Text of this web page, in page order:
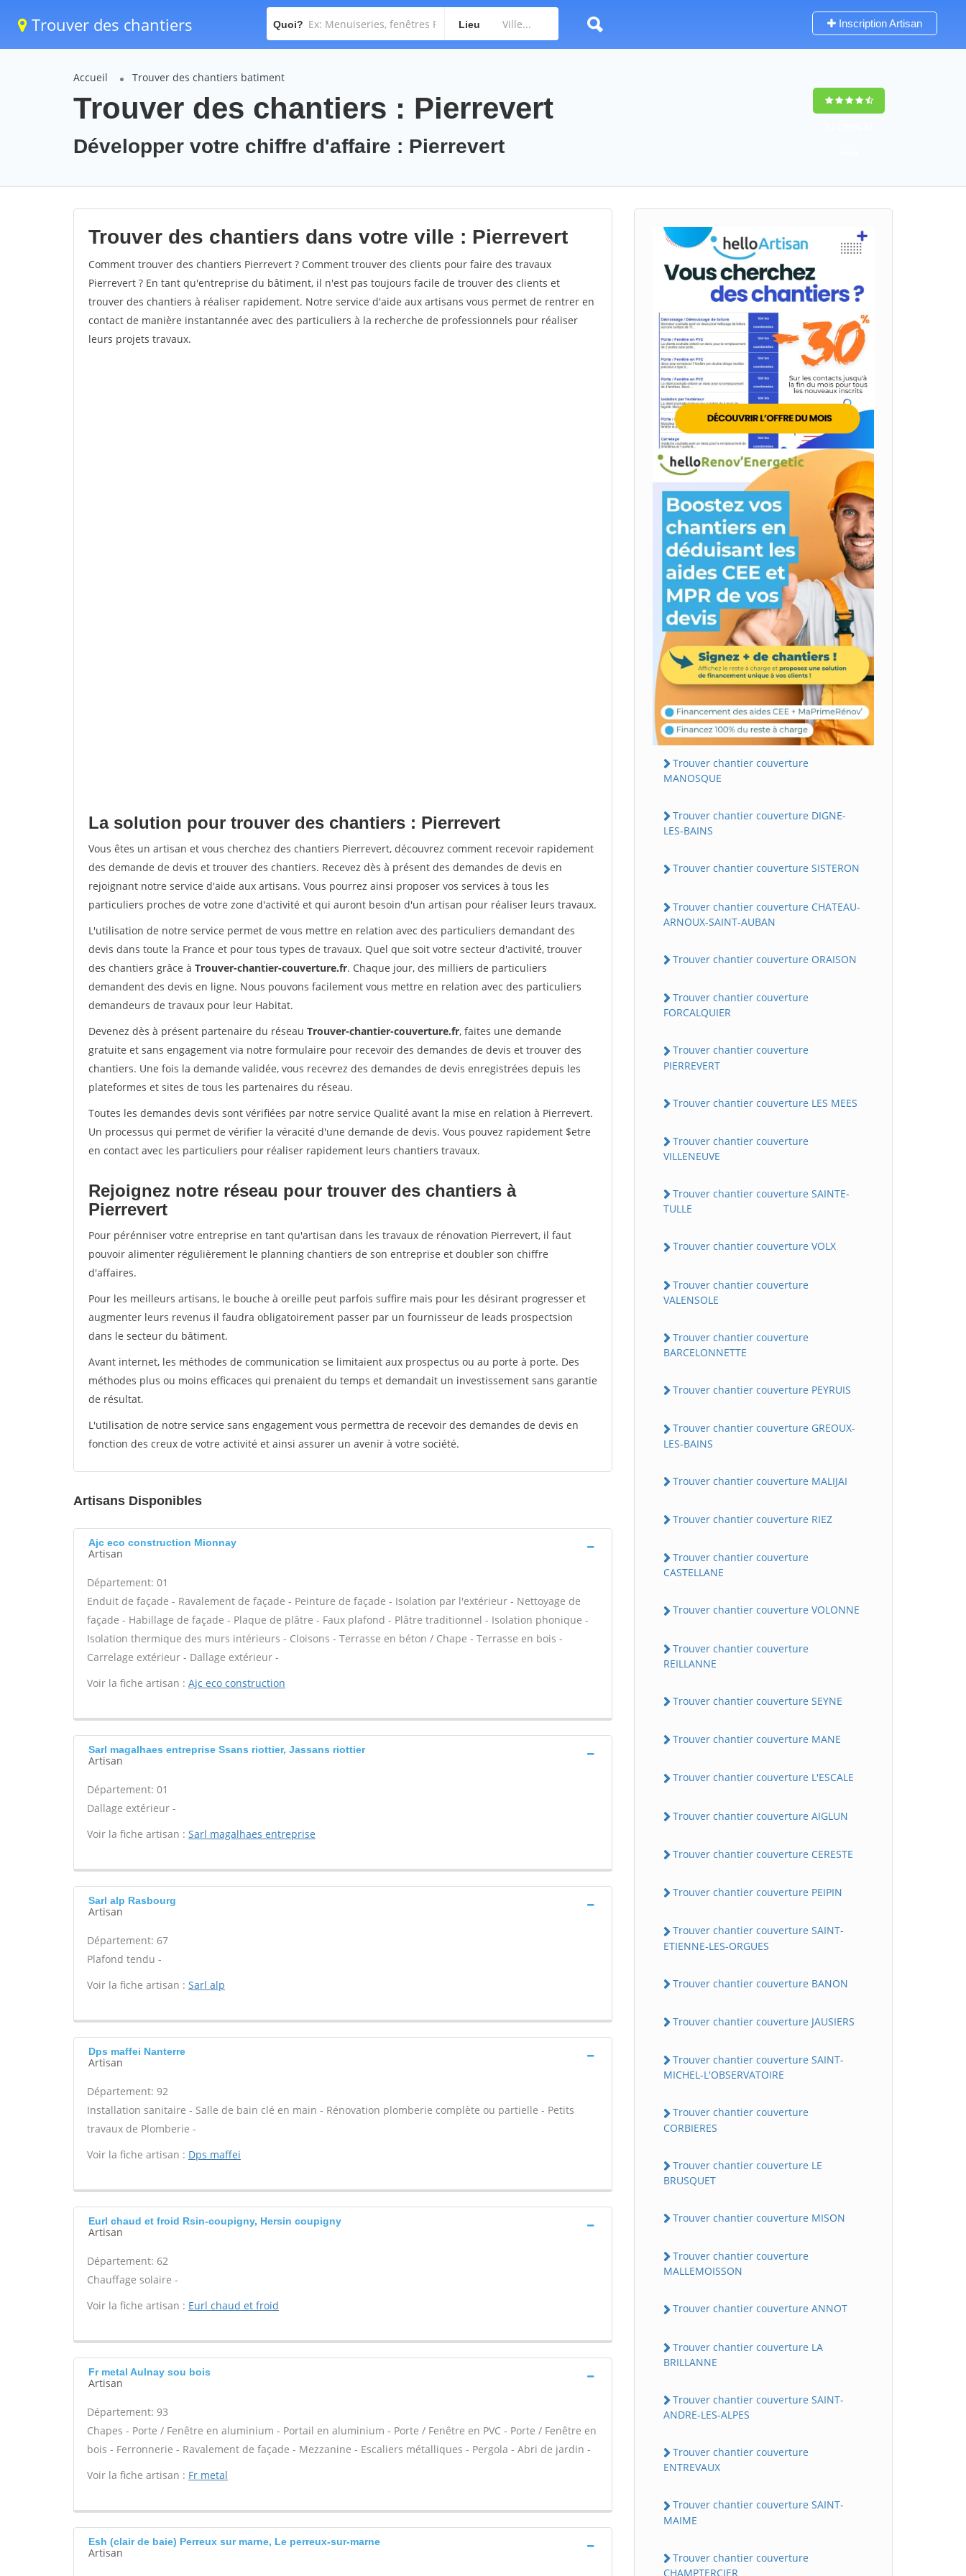
Trouver des chantiers Quoi? Lieu Inscription Artisan
Accueil Trouver des chantiers batiment
Trouver des chantiers : Pierrevert
Développer votre chiffre d'affaire : Pierrevert
Trouver des chantiers dans votre ville : Pierrevert
Comment trouver des chantiers Pierrevert ? Comment trouver des clients pour faire des travaux
Pierrevert ? En tant qu'entreprise du bâtiment, il n'est pas toujours facile de trouver des clients et
trouver des chantiers à réaliser rapidement. Notre service d'aide aux artisans vous permet de rentrer en
contact de manière instantannée avec des particuliers à la recherche de professionnels pour réaliser
leurs projets travaux.
La solution pour trouver des chantiers : Pierrevert
Vous êtes un artisan et vous cherchez des chantiers Pierrevert, découvrez comment recevoir rapidement
des demande de devis et trouver des chantiers. Recevez dès à présent des demandes de devis en
rejoignant notre service d'aide aux artisans. Vous pourrez ainsi proposer vos services à tous les
particuliers proches de votre zone d'activité et qui auront besoin d'un artisan pour réaliser leurs travaux.
L'utilisation de notre service permet de vous mettre en relation avec des particuliers demandant des
devis dans toute la France et pour tous types de travaux. Quel que soit votre secteur d'activité, trouver
des chantiers grâce à Trouver-chantier-couverture.fr. Chaque jour, des milliers de particuliers
demandent des devis en ligne. Nous pouvons facilement vous mettre en relation avec des particuliers
demandeurs de travaux pour leur Habitat.
Devenez dès à présent partenaire du réseau Trouver-chantier-couverture.fr, faites une demande
gratuite et sans engagement via notre formulaire pour recevoir des demandes de devis et trouver des
chantiers. Une fois la demande validée, vous recevrez des demandes de devis enregistrées depuis les
plateformes et sites de tous les partenaires du réseau.
Toutes les demandes devis sont vérifiées par notre service Qualité avant la mise en relation à Pierrevert.
Un processus qui permet de vérifier la véracité d'une demande de devis. Vous pouvez rapidement $etre
en contact avec les particuliers pour réaliser rapidement leurs chantiers travaux.
Rejoignez notre réseau pour trouver des chantiers à
Pierrevert
Pour pérénniser votre entreprise en tant qu'artisan dans les travaux de rénovation Pierrevert, il faut
pouvoir alimenter régulièrement le planning chantiers de son entreprise et doubler son chiffre
d'affaires.
Pour les meilleurs artisans, le bouche à oreille peut parfois suffire mais pour les désirant progresser et
augmenter leurs revenus il faudra obligatoirement passer par un fournisseur de leads prospectsion
dans le secteur du bâtiment.
Avant internet, les méthodes de communication se limitaient aux prospectus ou au porte à porte. Des
méthodes plus ou moins efficaces qui prenaient du temps et demandait un investissement sans garantie
de résultat.
L'utilisation de notre service sans engagement vous permettra de recevoir des demandes de devis en
fonction des creux de votre activité et ainsi assurer un avenir à votre société.
Artisans Disponibles
Ajc eco construction Mionnay
Artisan
Département: 01
Enduit de façade - Ravalement de façade - Peinture de façade - Isolation par l'extérieur - Nettoyage de
façade - Habillage de façade - Plaque de plâtre - Faux plafond - Plâtre traditionnel - Isolation phonique -
Isolation thermique des murs intérieurs - Cloisons - Terrasse en béton / Chape - Terrasse en bois -
Carrelage extérieur - Dallage extérieur -
Voir la fiche artisan : Ajc eco construction
Sarl magalhaes entreprise Ssans riottier, Jassans riottier
Artisan
Département: 01
Dallage extérieur -
Voir la fiche artisan : Sarl magalhaes entreprise
Sarl alp Rasbourg
Artisan
Département: 67
Plafond tendu -
Voir la fiche artisan : Sarl alp
Dps maffei Nanterre
Artisan
Département: 92
Installation sanitaire - Salle de bain clé en main - Rénovation plomberie complète ou partielle - Petits
travaux de Plomberie -
Voir la fiche artisan : Dps maffei
Eurl chaud et froid Rsin-coupigny, Hersin coupigny
Artisan
Département: 62
Chauffage solaire -
Voir la fiche artisan : Eurl chaud et froid
Fr metal Aulnay sou bois
Artisan
Département: 93
Chapes - Porte / Fenêtre en aluminium - Portail en aluminium - Porte / Fenêtre en PVC - Porte / Fenêtre en
bois - Ferronnerie - Ravalement de façade - Mezzanine - Escaliers métalliques - Pergola - Abri de jardin -
Voir la fiche artisan : Fr metal
Esh (clair de baie) Perreux sur marne, Le perreux-sur-marne
Artisan
Trouver chantier couverture
MANOSQUE
Trouver chantier couverture DIGNE-
LES-BAINS
Trouver chantier couverture SISTERON
Trouver chantier couverture CHATEAU-
ARNOUX-SAINT-AUBAN
Trouver chantier couverture ORAISON
Trouver chantier couverture
FORCALQUIER
Trouver chantier couverture
PIERREVERT
Trouver chantier couverture LES MEES
Trouver chantier couverture
VILLENEUVE
Trouver chantier couverture SAINTE-
TULLE
Trouver chantier couverture VOLX
Trouver chantier couverture
VALENSOLE
Trouver chantier couverture
BARCELONNETTE
Trouver chantier couverture PEYRUIS
Trouver chantier couverture GREOUX-
LES-BAINS
Trouver chantier couverture MALIJAI
Trouver chantier couverture RIEZ
Trouver chantier couverture
CASTELLANE
Trouver chantier couverture VOLONNE
Trouver chantier couverture
REILLANNE
Trouver chantier couverture SEYNE
Trouver chantier couverture MANE
Trouver chantier couverture L'ESCALE
Trouver chantier couverture AIGLUN
Trouver chantier couverture CERESTE
Trouver chantier couverture PEIPIN
Trouver chantier couverture SAINT-
ETIENNE-LES-ORGUES
Trouver chantier couverture BANON
Trouver chantier couverture JAUSIERS
Trouver chantier couverture SAINT-
MICHEL-L'OBSERVATOIRE
Trouver chantier couverture
CORBIERES
Trouver chantier couverture LE
BRUSQUET
Trouver chantier couverture MISON
Trouver chantier couverture
MALLEMOISSON
Trouver chantier couverture ANNOT
Trouver chantier couverture LA
BRILLANNE
Trouver chantier couverture SAINT-
ANDRE-LES-ALPES
Trouver chantier couverture
ENTREVAUX
Trouver chantier couverture SAINT-
MAIME
Trouver chantier couverture
CHAMPTERCIER